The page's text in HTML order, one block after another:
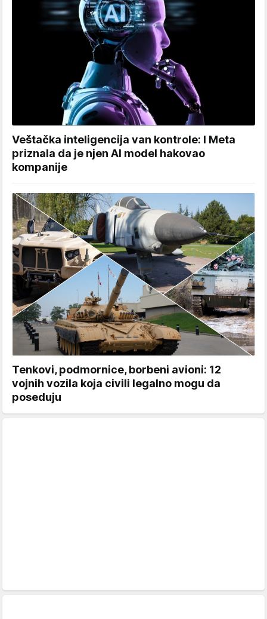
Veštačka inteligencija van kontrole: I Meta
priznala da je njen AI model hakovao
kompanije
Tenkovi, podmornice, borbeni avioni: 12
vojnih vozila koja civili legalno mogu da
poseduju